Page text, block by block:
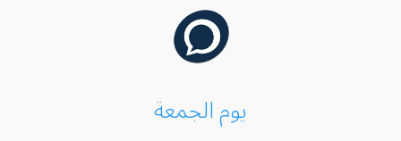
يوم الجمعة